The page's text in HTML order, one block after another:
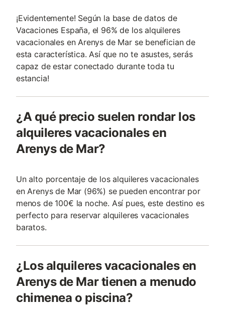
¡Evidentemente! Según la base de datos de
Vacaciones España, el 96% de los alquileres
vacacionales en Arenys de Mar se benefician de
esta característica. Así que no te asustes, serás
capaz de estar conectado durante toda tu
estancia!
¿A qué precio suelen rondar los
alquileres vacacionales en
Arenys de Mar?
Un alto porcentaje de los alquileres vacacionales
en Arenys de Mar (96%) se pueden encontrar por
menos de 100€ la noche. Así pues, este destino es
perfecto para reservar alquileres vacacionales
baratos.
¿Los alquileres vacacionales en
Arenys de Mar tienen a menudo
chimenea o piscina?